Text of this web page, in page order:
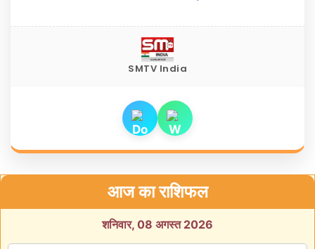
SMTV India
आज का राशिफल
शनिवार, 08 अगस्त 2026